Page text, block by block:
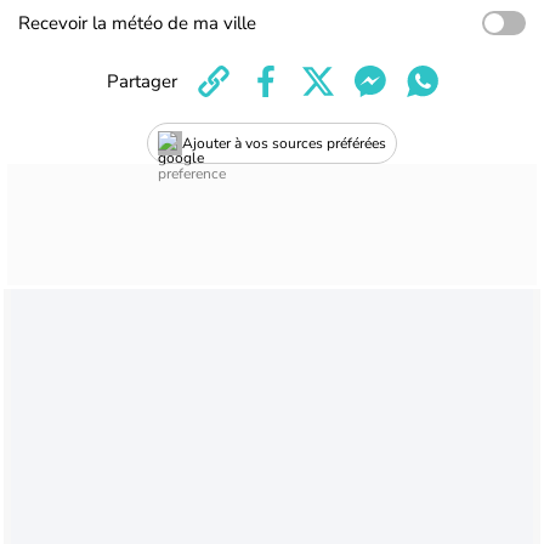
Recevoir la météo de ma ville
Ajouter à vos sources préférées
Partager